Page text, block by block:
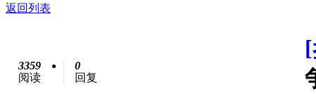
返回列表
3359
阅读
0
回复